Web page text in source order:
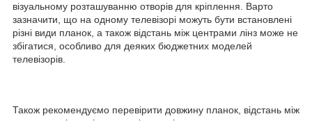
візуальному розташуванню отворів для кріплення. Варто
зазначити, що на одному телевізорі можуть бути встановлені
різні види планок, а також відстань між центрами лінз може не
збігатися, особливо для деяких бюджетних моделей
телевізорів.
Також рекомендуємо перевірити довжину планок, відстань між